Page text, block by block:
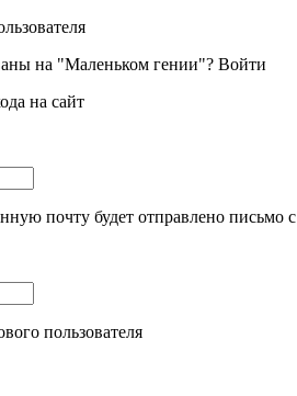
на "Маленьком гении"? Войти
на сайт
почту будет отправлено письмо
пользователя